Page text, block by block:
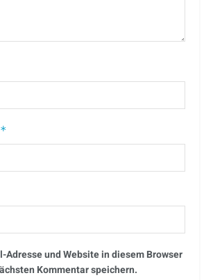
*
Adresse und Website in diesem Browser
Kommentar speichern.